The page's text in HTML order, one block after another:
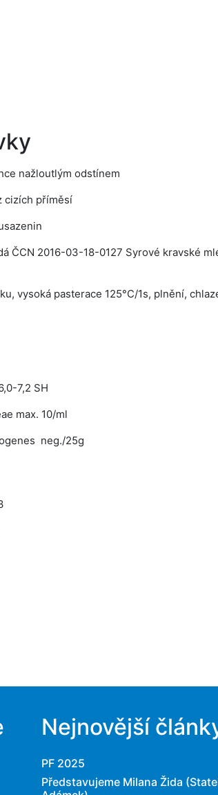
nažloutlým odstínem
cizích příměsí
ČCN 2016-03-18-0127 Syrové kravské
vysoká pasterace 125°C/1s, plnění,
7,2 SH
max. 10/ml
neg./25g
Nejnovější
PF 2025
Představujeme Milana Žida